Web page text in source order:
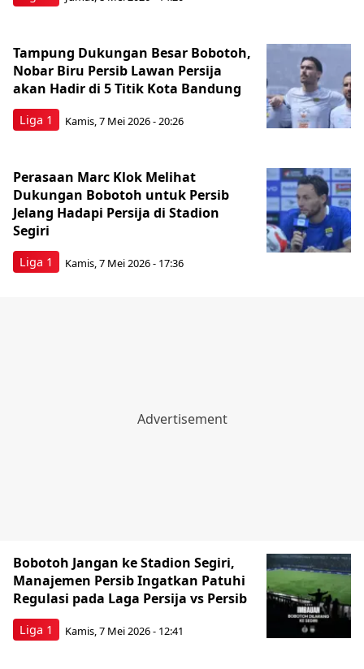
Liga 1
Tampung Dukungan Besar Bobotoh,
Nobar Biru Persib Lawan Persija
akan Hadir di 5 Titik Kota Bandung
Kamis, 7 Mei 2026 - 20:26
Liga 1
Perasaan Marc Klok Melihat
Dukungan Bobotoh untuk Persib
Jelang Hadapi Persija di Stadion
Segiri
Kamis, 7 Mei 2026 - 17:36
Liga 1
Bobotoh Jangan ke Stadion Segiri,
Manajemen Persib Ingatkan Patuhi
Regulasi pada Laga Persija vs Persib
Kamis, 7 Mei 2026 - 12:41